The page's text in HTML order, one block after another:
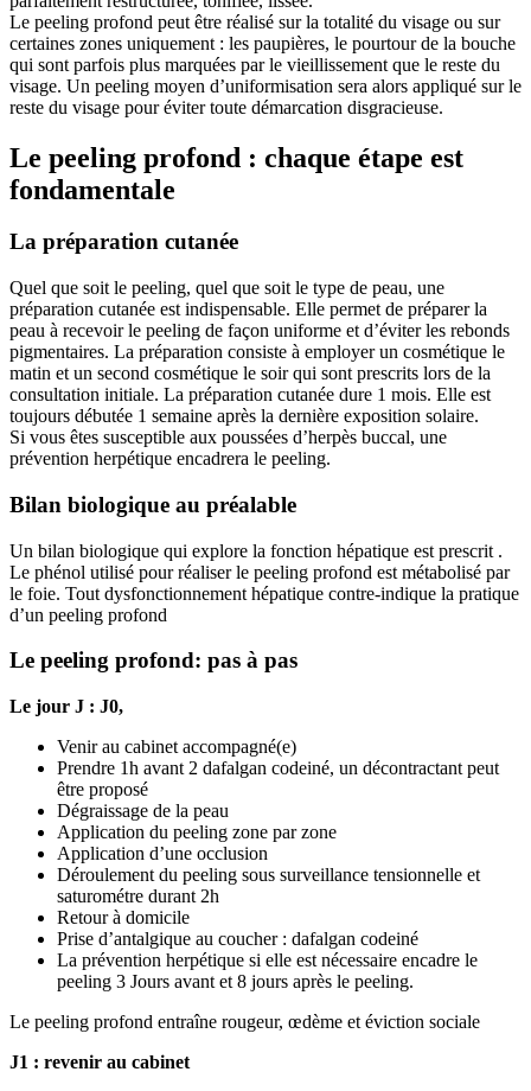
Le peeling profond peut être réalisé sur la totalité du visage ou sur
certaines zones uniquement : les paupières, le pourtour de la bouche
qui sont parfois plus marquées par le vieillissement que le reste du
visage. Un peeling moyen d’uniformisation sera alors appliqué sur le
reste du visage pour éviter toute démarcation disgracieuse.
Le peeling profond : chaque étape est
fondamentale
La préparation cutanée
Quel que soit le peeling, quel que soit le type de peau, une
préparation cutanée est indispensable. Elle permet de préparer la
peau à recevoir le peeling de façon uniforme et d’éviter les rebonds
pigmentaires. La préparation consiste à employer un cosmétique le
matin et un second cosmétique le soir qui sont prescrits lors de la
consultation initiale. La préparation cutanée dure 1 mois. Elle est
toujours débutée 1 semaine après la dernière exposition solaire.
Si vous êtes susceptible aux poussées d’herpès buccal, une
prévention herpétique encadrera le peeling.
Bilan biologique au préalable
Un bilan biologique qui explore la fonction hépatique est prescrit .
Le phénol utilisé pour réaliser le peeling profond est métabolisé par
le foie. Tout dysfonctionnement hépatique contre-indique la pratique
d’un peeling profond
Le peeling profond: pas à pas
Le jour J : J0,
Venir au cabinet accompagné(e)
Prendre 1h avant 2 dafalgan codeiné, un décontractant peut
être proposé
Dégraissage de la peau
Application du peeling zone par zone
Application d’une occlusion
Déroulement du peeling sous surveillance tensionnelle et
saturométre durant 2h
Retour à domicile
Prise d’antalgique au coucher : dafalgan codeiné
La prévention herpétique si elle est nécessaire encadre le
peeling 3 Jours avant et 8 jours après le peeling.
Le peeling profond entraîne rougeur, œdème et éviction sociale
J1 : revenir au cabinet